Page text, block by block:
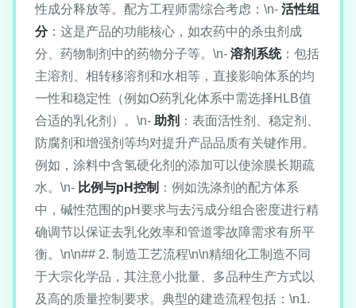
性成分释放等。配方工程师需综合考虑：\n- 活性组
分：这是产品的功能核心，如农药中的杀虫剂成
分、药物制剂中的药物分子等。\n- 溶剂系统：包括
主溶剂、相转移溶剂和水相等，直接影响体系的均
一性和稳定性（例如O药乳化体系中需选择HLB值
合适的乳化剂）。\n- 助剂 ：表面活性剂、稳定剂、
防腐剂和增强剂等均对提升产品品质有关键作用。
例如，涂料中含氢硬化剂的添加可以使涂膜长期疏
水。\n- 比例与pH控制 ：例如洗涤剂的配方体系
中，碱性范围的pH要求与去污成分组合密度进行精
确调节以保证去乳化效率和管道零故障需求有所平
衡。\n\n## 2. 制造工艺流程\n\n精细化工制造不同
于大宗化学品，其注意小批量、多品种生产方式以
及高的质量控制要求。典型的建造流程包括：\n1.